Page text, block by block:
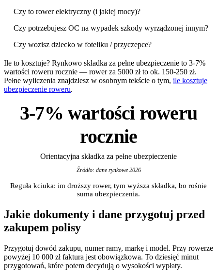
Czy to rower elektryczny (i jakiej mocy)?
Czy potrzebujesz OC na wypadek szkody wyrządzonej innym?
Czy wozisz dziecko w foteliku / przyczepce?
Ile to kosztuje? Rynkowo składka za pełne ubezpieczenie to 3-7%
wartości roweru rocznie — rower za 5000 zł to ok. 150-250 zł.
Pełne wyliczenia znajdziesz w osobnym tekście o tym, ile kosztuje
ubezpieczenie roweru.
3-7% wartości roweru
rocznie
Orientacyjna składka za pełne ubezpieczenie
Źródło: dane rynkowe 2026
Reguła kciuka: im droższy rower, tym wyższa składka, bo rośnie
suma ubezpieczenia.
Jakie dokumenty i dane przygotuj przed
zakupem polisy
Przygotuj dowód zakupu, numer ramy, markę i model. Przy rowerze
powyżej 10 000 zł faktura jest obowiązkowa. To dziesięć minut
przygotowań, które potem decydują o wysokości wypłaty.